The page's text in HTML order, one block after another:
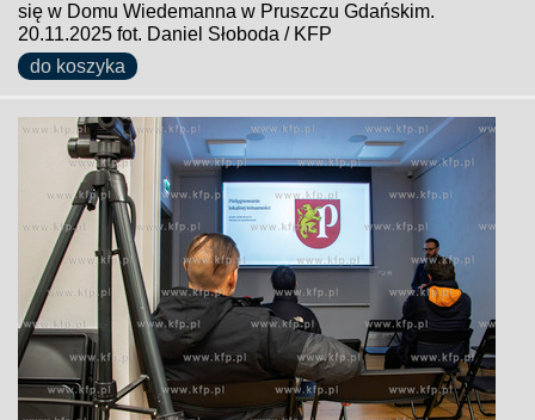
się w Domu Wiedemanna w Pruszczu Gdańskim.
20.11.2025 fot. Daniel Słoboda / KFP
do koszyka